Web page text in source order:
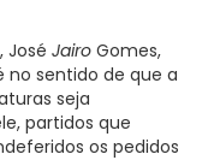
José Jairo Gomes,
no sentido de que a
seja
partidos que
os pedidos